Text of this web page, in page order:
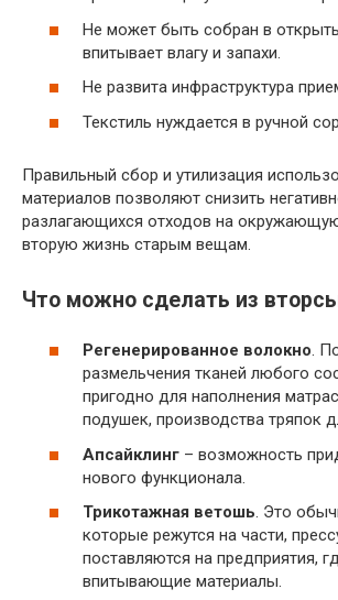
Не может быть собран в
впитывает влагу и запахи.
Не развита инфраструктура
Текстиль нуждается в ручной
Правильный сбор и утилизация
материалов позволяют снизить
разлагающихся отходов на
вторую жизнь старым вещам.
Что можно сделать из
Регенерированное волокно.
размельчения тканей любого
пригодно для наполнения
подушек, производства тряпок
Апсайклинг – возможность
нового функционала.
Трикотажная ветошь. Это
которые режутся на части,
поставляются на предприятия,
впитывающие материалы.